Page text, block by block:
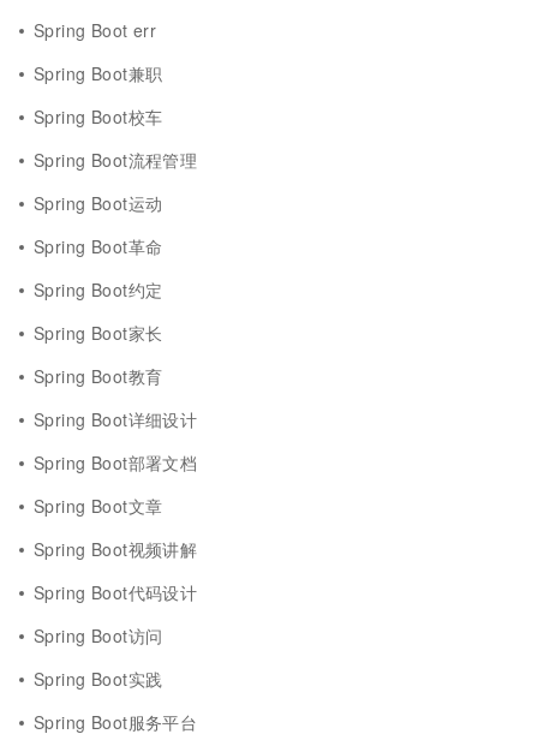
Spring Boot err
Spring Boot兼职
Spring Boot校车
Spring Boot流程管理
Spring Boot运动
Spring Boot革命
Spring Boot约定
Spring Boot家长
Spring Boot教育
Spring Boot详细设计
Spring Boot部署文档
Spring Boot文章
Spring Boot视频讲解
Spring Boot代码设计
Spring Boot访问
Spring Boot实践
Spring Boot服务平台